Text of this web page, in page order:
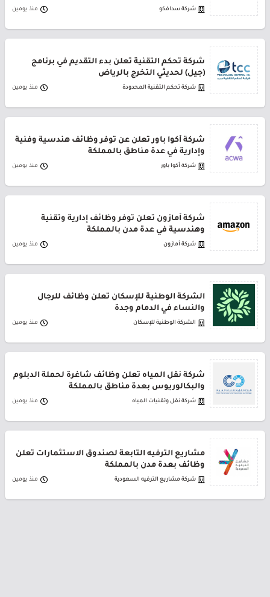
شركة سدافكو منذ يومين
شركة تحكم التقنية تعلن بدء التقديم في برنامج
(جيل) لحديثي التخرج بالرياض
شركة تحكم التقنية المحدودة منذ يومين
شركة أكوا باور تعلن عن توفر وظائف هندسية وفنية
وإدارية في عدة مناطق بالمملكة
شركة أكوا باور منذ يومين
شركة أمازون تعلن توفر وظائف إدارية وتقنية
وهندسية في عدة مدن بالمملكة
شركة أمازون منذ يومين
الشركة الوطنية للإسكان تعلن وظائف للرجال
والنساء في الدمام وجدة
الشركة الوطنية للإسكان منذ يومين
شركة نقل المياه تعلن وظائف شاغرة لحملة الدبلوم
والبكالوريوس بعدة مناطق بالمملكة
شركة نقل وتقنيات المياه منذ يومين
مشاريع الترفيه التابعة لصندوق الاستثمارات تعلن
وظائف بعدة مدن بالمملكة
شركة مشاريع الترفيه السعودية منذ يومين